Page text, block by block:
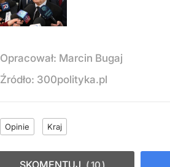
Opracował: Marcin Bugaj
Źródło: 300polityka.pl
Opinie Kraj
SKOMENTUJ 10